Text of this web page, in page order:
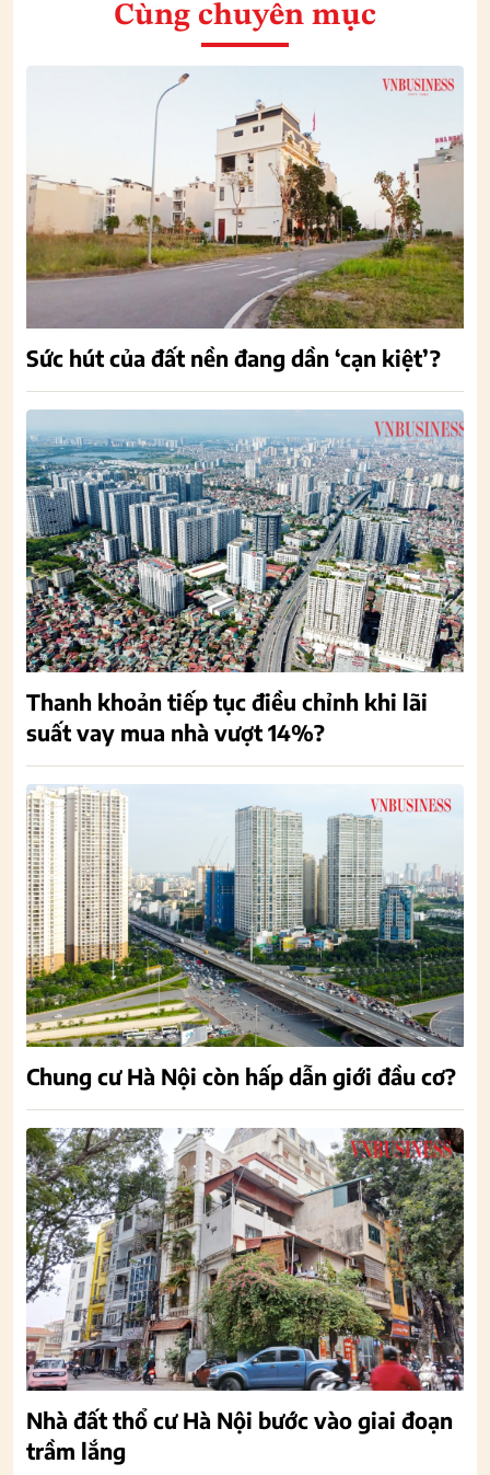
Cùng chuyên mục
Sức hút của đất nền đang dần ‘cạn kiệt’?
Thanh khoản tiếp tục điều chỉnh khi lãi
suất vay mua nhà vượt 14%?
Chung cư Hà Nội còn hấp dẫn giới đầu cơ?
Nhà đất thổ cư Hà Nội bước vào giai đoạn
trầm lắng